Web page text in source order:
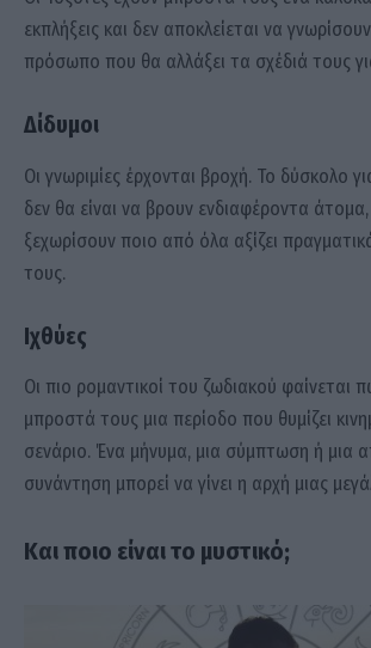
εκπλήξεις και δεν αποκλείεται να
πρόσωπο που θα αλλάξει τα σχέδιά τους
Δίδυμοι
Οι γνωριμίες έρχονται βροχή. Το δύσκολο
δεν θα είναι να βρουν ενδιαφέροντα
ξεχωρίσουν ποιο από όλα αξίζει
τους.
Ιχθύες
Οι πιο ρομαντικοί του ζωδιακού φαίνεται
μπροστά τους μια περίοδο που θυμίζει
σενάριο. Ένα μήνυμα, μια σύμπτωση ή μια
συνάντηση μπορεί να γίνει η αρχή μιας
Και ποιο είναι το μυστικό;